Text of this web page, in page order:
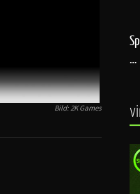
Bild: 2K Games
…